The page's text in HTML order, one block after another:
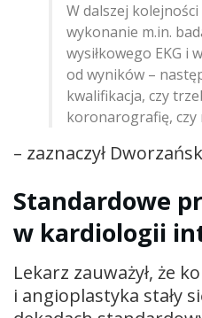
W dalszej
wykonanie m.in.
wysiłkowego EKG i
od wyników –
kwalifikacja, czy
koronarografię, czy
– zaznaczył
Standardowe
w kardiologii
Lekarz zauważył, że
i angioplastyka stały